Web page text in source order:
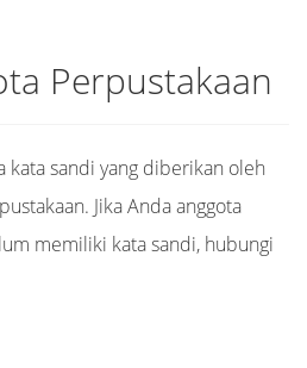
Perpustakaan
kata sandi yang diberikan oleh
Jika Anda anggota
memiliki kata sandi, hubungi